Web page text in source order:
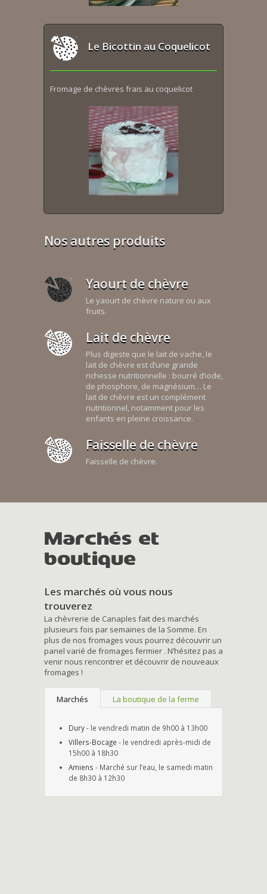
Le Bicottin au Coquelicot
Fromage de chèvres frais au coquelicot
Nos autres produits
Yaourt de chèvre
Le yaourt de chèvre nature ou aux
fruits.
Lait de chèvre
Plus digeste que le lait de vache, le
lait de chèvre est d’une grande
richesse nutritionnelle : bourré d’iode,
de phosphore, de magnésium… Le
lait de chèvre est un complément
nutritionnel, notamment pour les
enfants en pleine croissance.
Faisselle de chèvre
Faisselle de chèvre.
Marchés et
boutique
Les marchés où vous nous
trouverez
La chèvrerie de Canaples fait des marchés
plusieurs fois par semaines de la Somme. En
plus de nos fromages vous pourrez découvrir un
panel varié de fromages fermier . N’hésitez pas a
venir nous rencontrer et découvrir de nouveaux
fromages !
Marchés La boutique de la ferme
Dury- le vendredi matin de 9h00 à 13h00
Villers-Bocage - le vendredi après-midi de
15h00 à 18h30
Amiens - Marché sur l’eau, le samedi matin
de 8h30 à 12h30